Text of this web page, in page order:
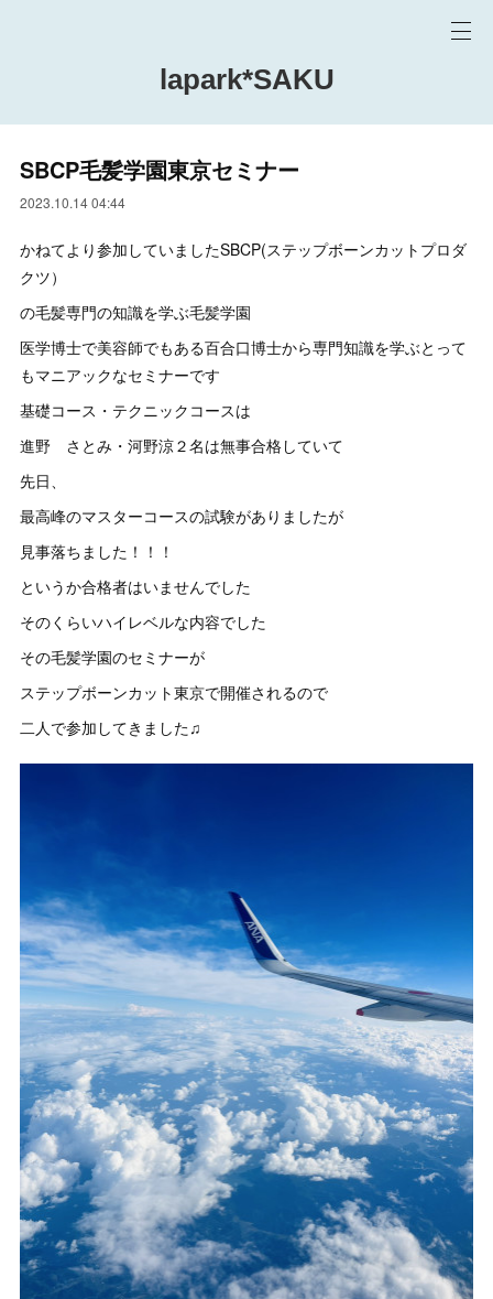
lapark*SAKU
SBCP毛髪学園東京セミナー
2023.10.14 04:44
かねてより参加していましたSBCP(ステップボーンカットプロダ
クツ）
の毛髪専門の知識を学ぶ毛髪学園
医学博士で美容師でもある百合口博士から専門知識を学ぶとって
もマニアックなセミナーです
基礎コース・テクニックコースは
進野 さとみ・河野涼２名は無事合格していて
先日、
最高峰のマスターコースの試験がありましたが
見事落ちました！！！
というか合格者はいませんでした
そのくらいハイレベルな内容でした
その毛髪学園のセミナーが
ステップボーンカット東京で開催されるので
二人で参加してきました♫